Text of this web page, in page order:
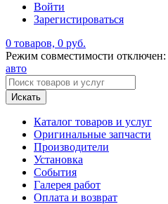
Войти
Зарегистироваться
0 товаров, 0 руб.
Режим совместимости отключен:
авто
Искать
Каталог товаров и услуг
Оригинальные запчасти
Производители
Установка
События
Галерея работ
Оплата и возврат